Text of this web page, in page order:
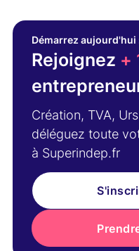
Démarrez aujourd'hui
Rejoignez +
Création, TVA,
déléguez toute
à Superindep.fr